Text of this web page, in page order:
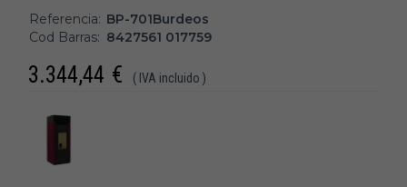
Referencia: BP-701Burdeos
Cod Barras: 8427561 017759
3.344,44 € ( IVA incluido )